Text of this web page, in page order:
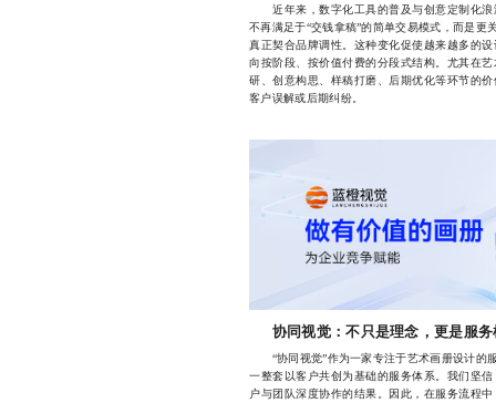
近年来，数字化工具的普及与创意定制化浪
不再满足于“交钱拿稿”的简单交易模式，而是
真正契合品牌调性。这种变化促使越来越多的
向按阶段、按价值付费的分段式结构。尤其在
研、创意构思、样稿打磨、后期优化等环节的
客户误解或后期纠纷。
协同视觉：不只是理念，更是服
“协同视觉”作为一家专注于艺术画册设计的
一整套以客户共创为基础的服务体系。我们坚
户与团队深度协作的结果。因此，在服务流程